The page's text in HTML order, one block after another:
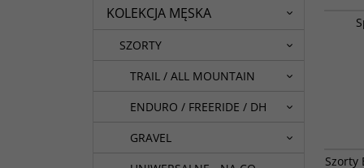
550-
luźnych
Szorty
KOLEKCJA MĘSKA
SZORTY
TRAIL / ALL MOUNTAIN
ENDURO / FREERIDE / DH
GRAVEL